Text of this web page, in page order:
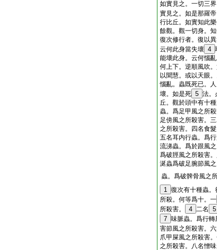
如實見之。一切三
實見之。如是那羅
行比丘。如實知此
餘觀。觀一切身。
復次修行者。復以
云何此身當失壞 4
能壞此身。云何惱
何上下。逆順風吹
以聞慧。或以天眼
惱亂。蟲既死已。
壞。如是死 5 法。
丘。觀於頭中有十
蟲。爲足甲風之所
足傍風之所殺害。
之所殺害。四名食
五名耳内行蟲。爲
流涕蟲。爲於跟風
爲破脛風之所殺害
涎蟲爲破足腕節風
蟲。爲破髀骨風之
1 復次有十種蟲。
所殺。何等爲十。一
所殺害。
4 二名
5
7 味脈蟲。爲行
害節風之所殺害。
爪甲屎風之所殺害
之所殺害。八名憎